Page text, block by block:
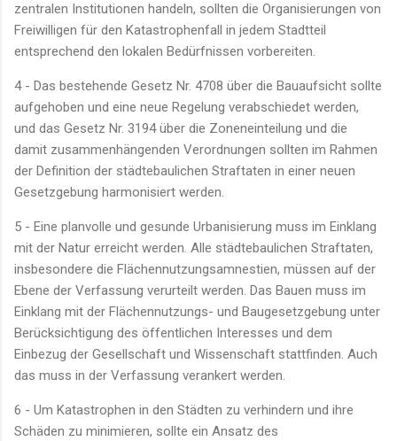
zentralen Institutionen handeln, sollten die Organisierungen von
Freiwilligen für den Katastrophenfall in jedem Stadtteil
entsprechend den lokalen Bedürfnissen vorbereiten.
4 - Das bestehende Gesetz Nr. 4708 über die Bauaufsicht sollte
aufgehoben und eine neue Regelung verabschiedet werden,
und das Gesetz Nr. 3194 über die Zoneneinteilung und die
damit zusammenhängenden Verordnungen sollten im Rahmen
der Definition der städtebaulichen Straftaten in einer neuen
Gesetzgebung harmonisiert werden.
5 - Eine planvolle und gesunde Urbanisierung muss im Einklang
mit der Natur erreicht werden. Alle städtebaulichen Straftaten,
insbesondere die Flächennutzungsamnestien, müssen auf der
Ebene der Verfassung verurteilt werden. Das Bauen muss im
Einklang mit der Flächennutzungs- und Baugesetzgebung unter
Berücksichtigung des öffentlichen Interesses und dem
Einbezug der Gesellschaft und Wissenschaft stattfinden. Auch
das muss in der Verfassung verankert werden.
6 - Um Katastrophen in den Städten zu verhindern und ihre
Schäden zu minimieren, sollte ein Ansatz des